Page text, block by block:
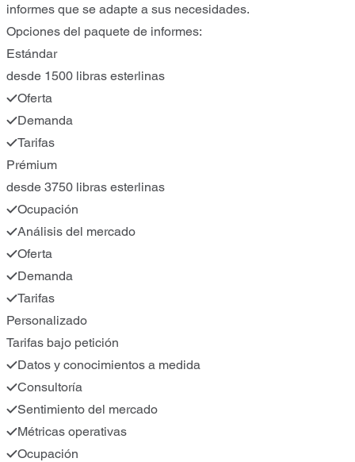
informes que se adapte a sus necesidades.
Opciones del paquete de informes:
Estándar
desde 1500 libras esterlinas
Oferta
Demanda
Tarifas
Prémium
desde 3750 libras esterlinas
Ocupación
Análisis del mercado
Oferta
Demanda
Tarifas
Personalizado
Tarifas bajo petición
Datos y conocimientos a medida
Consultoría
Sentimiento del mercado
Métricas operativas
Ocupación